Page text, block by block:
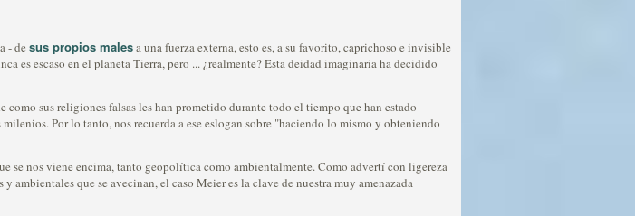
- de sus propios malesa una fuerza externa, esto es, a su favorito, caprichoso e invisible
es escaso en el planeta Tierra, pero ... ¿realmente? Esta deidad imaginaria ha decidido
como sus religiones falsas les han prometido durante todo el tiempo que han estado
Por lo tanto, nos recuerda a ese eslogan sobre "haciendo lo mismo y obteniendo
nos viene encima, tanto geopolítica como ambientalmente. Como advertí con ligereza
ambientales que se avecinan, el caso Meier es la clave de nuestra muy amenazada